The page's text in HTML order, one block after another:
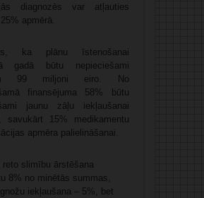
diagnozēs var atļauties
apmērā.
ka plānu īstenošanai
gadā būtu nepieciešami
99 miljoni eiro. No
finansējuma 58% būtu
jaunu zāļu iekļaušanai
savukārt 15% medikamentu
apmēra palielināšanai.
reto slimību ārstēšana
8% no minētās summas,
iekļaušana – 5%, bet